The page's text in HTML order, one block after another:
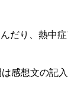
だり、熱中
感想文の記入